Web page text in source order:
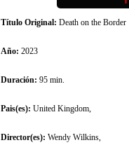
Título Original: Death on the Border
Año: 2023
Duración: 95 min.
Pais(es): United Kingdom,
Director(es): Wendy Wilkins,